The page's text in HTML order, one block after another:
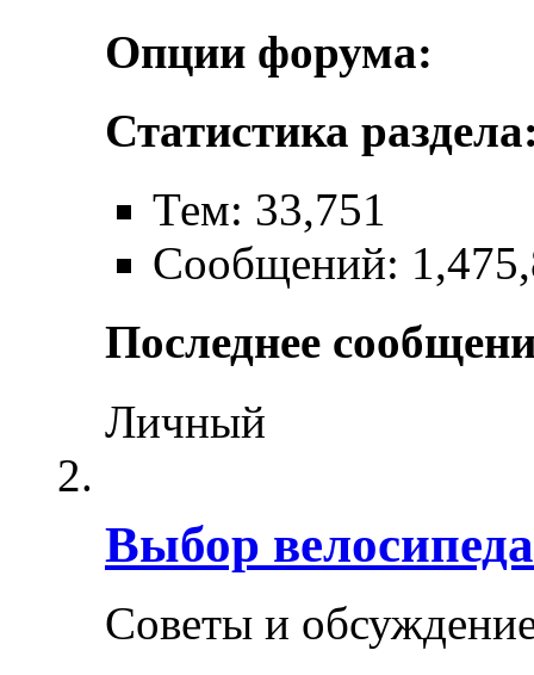
Опции форума:
Статистика
Тем: 33,751
Сообщений:
Последнее
Личный
Выбор велосипеда
Советы и